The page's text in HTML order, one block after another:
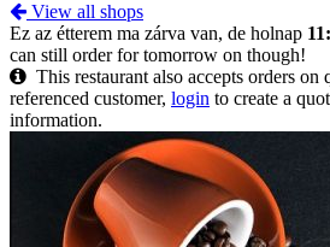
View all shops
Ez az étterem ma zárva van, de holnap
can still order for tomorrow on though!
This restaurant also accepts orders
referenced customer, login to create a
information.